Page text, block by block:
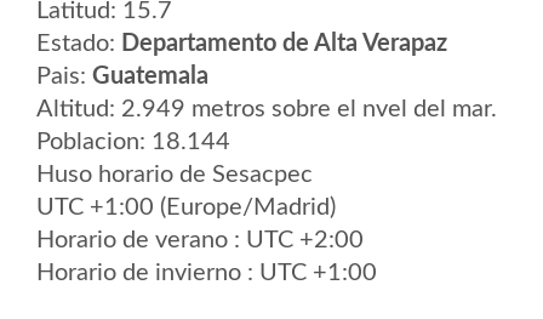
Latitud: 15.7
Estado: Departamento de Alta Verapaz
Pais: Guatemala
Altitud: 2.949 metros sobre el nvel del mar.
Poblacion: 18.144
Huso horario de Sesacpec
UTC +1:00 (Europe/Madrid)
Horario de verano : UTC +2:00
Horario de invierno : UTC +1:00